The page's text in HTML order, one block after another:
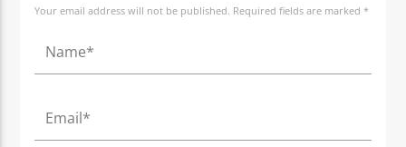
Your email address will not be published. Required fields are marked *